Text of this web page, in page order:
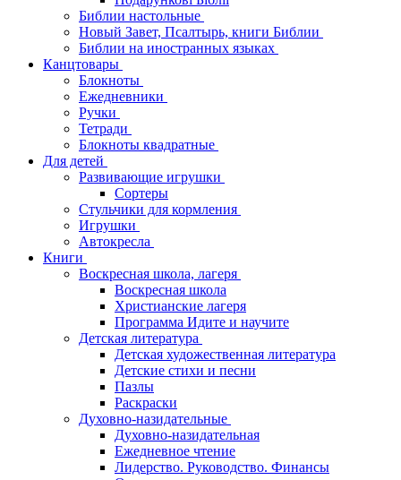
Библии настольные
Новый Завет, Псалтырь, книги Библии
Библии на иностранных языках
Канцтовары
Блокноты
Ежедневники
Ручки
Тетради
Блокноты квадратные
Для детей
Развивающие игрушки
Сортеры
Стульчики для кормления
Игрушки
Автокресла
Книги
Воскресная школа, лагеря
Воскресная школа
Христианские лагеря
Программа Идите и научите
Детская литература
Детская художественная литература
Детские стихи и песни
Пазлы
Раскраски
Духовно-назидательные
Духовно-назидательная
Ежедневное чтение
Лидерство. Руководство. Финансы